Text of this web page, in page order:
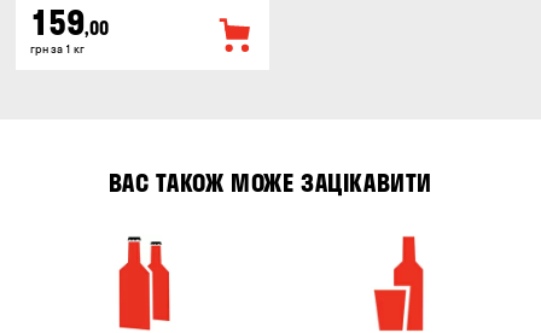
159,00
грн за 1 кг
ВАС ТАКОЖ МОЖЕ ЗАЦІКАВИТИ